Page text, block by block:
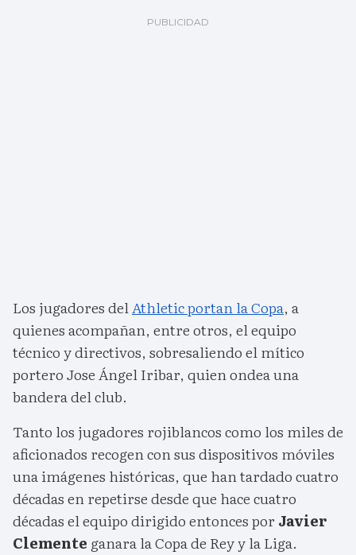
Los jugadores delAthletic portan la Copa, a
quienes acompañan, entre otros, el equipo
técnico y directivos, sobresaliendo el mítico
portero Jose Ángel Iribar, quien ondea una
bandera del club.
Tanto los jugadores rojiblancos como los miles de
aficionados recogen con sus dispositivos móviles
una imágenes históricas, que han tardado cuatro
décadas en repetirse desde que hace cuatro
décadas el equipo dirigido entonces porJavier
Clemente ganara la Copa de Rey y la Liga.